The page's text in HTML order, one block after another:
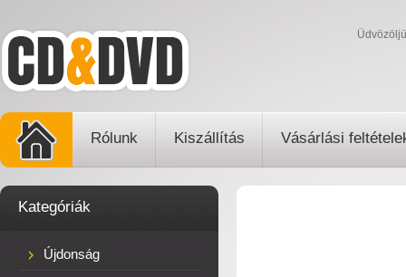
Rólunk Kiszállítás Vásárlási
Kategóriák
Újdonság